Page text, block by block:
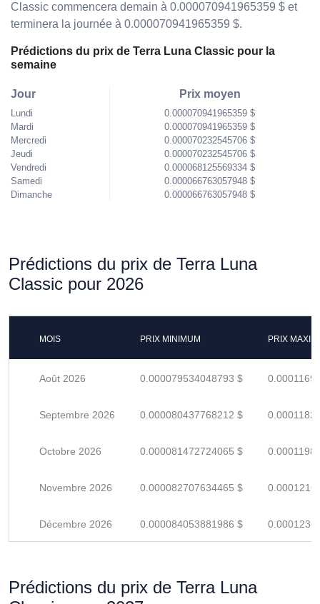
Classic commencera demain à 0.000070941965359 $ et
terminera la journée à 0.000070941965359 $.
Prédictions du prix de Terra Luna Classic pour la
semaine
Jour
Lundi
Mardi
Mercredi
Jeudi
Vendredi
Samedi
Dimanche
Prix moyen
0.000070941965359 $
0.000070941965359 $
0.000070232545706 $
0.000070232545706 $
0.000068125569334 $
0.000066763057948 $
0.000066763057948 $
Prédictions du prix de Terra Luna
Classic pour 2026
MOIS PRIX MINIMUM PRIX
Août 2026 0.000079534048793 $
Septembre 2026 0.000080437768212 $
Octobre 2026 0.000081472724065 $
Novembre 2026 0.000082707634465 $
Décembre 2026 0.000084053881986 $
Prédictions du prix de Terra Luna